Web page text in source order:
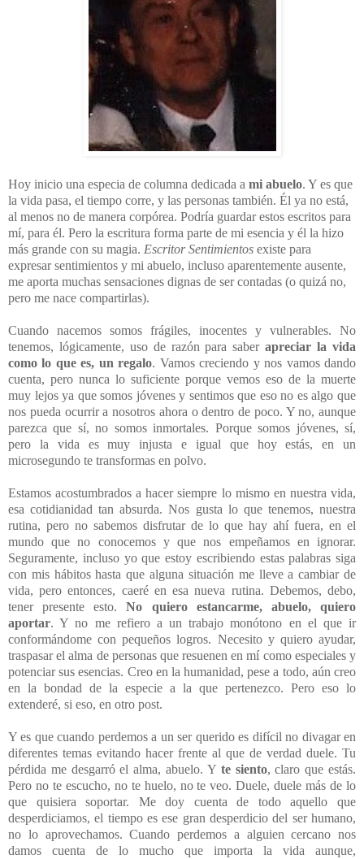
Hoy inicio una especia de columna dedicada a mi abuelo. Y es que
la vida pasa, el tiempo corre, y las personas también. Él ya no está,
al menos no de manera corpórea. Podría guardar estos escritos para
mí, para él. Pero la escritura forma parte de mi esencia y él la hizo
más grande con su magia. Escritor Sentimientos existe para
expresar sentimientos y mi abuelo, incluso aparentemente ausente,
me aporta muchas sensaciones dignas de ser contadas (o quizá no,
pero me nace compartirlas).
Cuando nacemos somos frágiles, inocentes y vulnerables. No
tenemos, lógicamente, uso de razón para saberapreciar la vida
como lo que es, un regalo. Vamos creciendo y nos vamos dando
cuenta, pero nunca lo suficiente porque vemos eso de la muerte
muy lejos ya que somos jóvenes y sentimos que eso no es algo que
nos pueda ocurrir a nosotros ahora o dentro de poco. Y no, aunque
parezca que sí, no somos inmortales. Porque somos jóvenes, sí,
pero la vida es muy injusta e igual que hoy estás, en un
microsegundo te transformas en polvo.
Estamos acostumbrados a hacer siempre lo mismo en nuestra vida,
esa cotidianidad tan absurda. Nos gusta lo que tenemos, nuestra
rutina, pero no sabemos disfrutar de lo que hay ahí fuera, en el
mundo que no conocemos y que nos empeñamos en ignorar.
Seguramente, incluso yo que estoy escribiendo estas palabras siga
con mis hábitos hasta que alguna situación me lleve a cambiar de
vida, pero entonces, caeré en esa nueva rutina. Debemos, debo,
tener presente esto.No quiero estancarme, abuelo, quiero
aportar. Y no me refiero a un trabajo monótono en el que ir
conformándome con pequeños logros. Necesito y quiero ayudar,
traspasar el alma de personas que resuenen en mí como especiales y
potenciar sus esencias. Creo en la humanidad, pese a todo, aún creo
en la bondad de la especie a la que pertenezco. Pero eso lo
extenderé, si eso, en otro post.
Y es que cuando perdemos a un ser querido es difícil no divagar en
diferentes temas evitando hacer frente al que de verdad duele. Tu
pérdida me desgarró el alma, abuelo. Y te siento, claro que estás.
Pero no te escucho, no te huelo, no te veo. Duele, duele más de lo
que quisiera soportar. Me doy cuenta de todo aquello que
desperdiciamos, el tiempo es ese gran desperdicio del ser humano,
no lo aprovechamos. Cuando perdemos a alguien cercano nos
damos cuenta de lo mucho que importa la vida aunque,